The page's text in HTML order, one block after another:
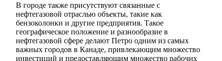
В городе также присутствуют связанные с
нефтегазовой отраслью объекты, такие как
бензоколонки и другие предприятия. Такое
географическое положение и разнообразие в
нефтегазовой сфере делают Петро одним из самых
важных городов в Канаде, привлекающим множество
инвестиций и предоставляющим множество рабочих